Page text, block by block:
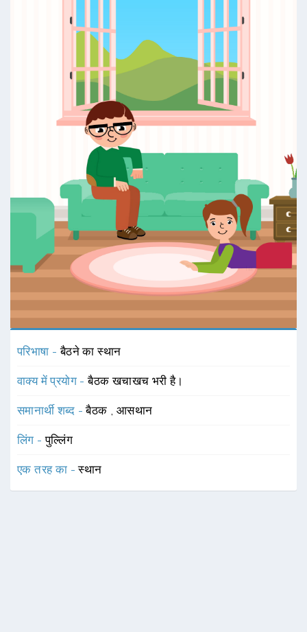
परिभाषा -बैठने का स्थान
वाक्य में प्रयोग -बैठक खचाखच भरी है।
समानार्थी शब्द -बैठक , आसथान
लिंग -पुल्लिंग
एक तरह का -स्थान